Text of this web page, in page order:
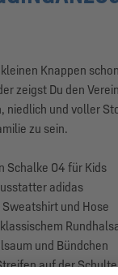
Knappen
zeigst Du den
niedlich und voller
zu sein.
Schalke 04 für Kids
adidas
Sweatshirt und Hose
und Bündchen
auf der